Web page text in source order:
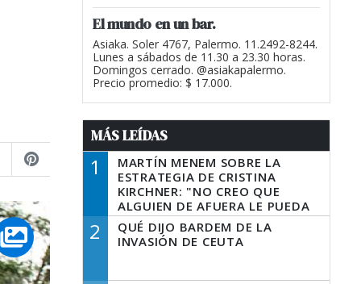
El mundo en un bar.
Asiaka. Soler 4767, Palermo. 11.2492-8244.
Lunes a sábados de 11.30 a 23.30 horas.
Domingos cerrado. @asiakapalermo.
Precio promedio: $ 17.000.
MÁS LEÍDAS
1
MARTÍN MENEM SOBRE LA
ESTRATEGIA DE CRISTINA
KIRCHNER: "NO CREO QUE
ALGUIEN DE AFUERA LE PUEDA
DECIR A LA JUSTICIA LO QUE
TIENE QUE HACER"
2
QUÉ DIJO BARDEM DE LA
INVASIÓN DE CEUTA